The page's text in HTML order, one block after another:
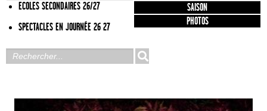
ECOLES SECONDAIRES 26/27
SPECTACLES EN JOURNÉE 26 27
SAISON
PHOTOS